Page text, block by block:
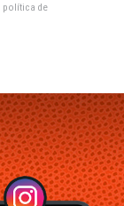
política de